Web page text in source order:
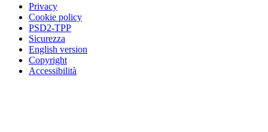
Privacy
Cookie policy
PSD2-TPP
Sicurezza
English version
Copyright
Accessibilità